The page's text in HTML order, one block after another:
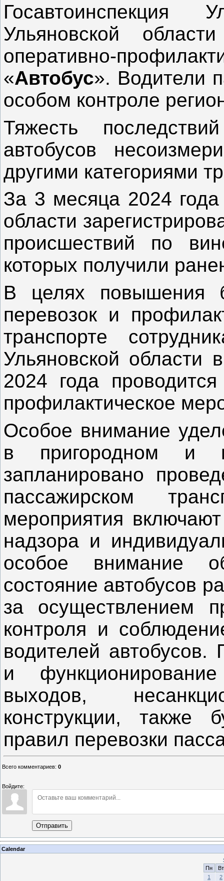
Госавтоинспекция
Ульяновской
оперативно-
«Автобус». Водители
особом контроле
Тяжесть
автобусов
другими категориями
За 3 месяца 2024 года
области
происшествий по
которых получили
В целях повышения
перевозок и
транспорте
Ульяновской
2024 года
профилактическое
Особое внимание
в пригородном и
запланировано
пассажирском
мероприятия
надзора и
особое внимание
состояние автобусов
за осуществлением
контроля и
водителей
и
выходов,
конструкции, также
правил перевозки
Всего комментариев: 0
Войдите:
Отправить
Calendar
Пн
Вт
1
2